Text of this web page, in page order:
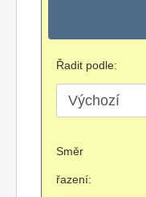
Řadit podle:
Směr
řazení: